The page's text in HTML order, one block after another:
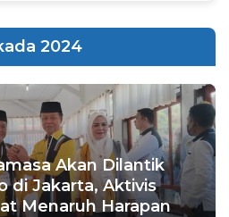
2024
Akan Dilantik
di Jakarta, Aktivis
Menaruh Harapan